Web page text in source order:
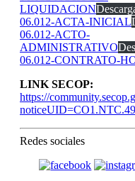
LIQUIDACION
06.012-ACTA-INICIAL
06.012-ACTO-
ADMINISTRATIVO
06.012-CONTRATO-
LINK SECOP:
https://
Redes sociales